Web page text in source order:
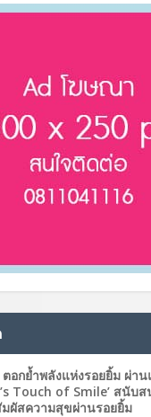
อกย้ำพลังแห่งรอยยิ้ม ผ่า
Touch of Smile’ สนับ
ผัสความสุขผ่านรอยยิ้ม